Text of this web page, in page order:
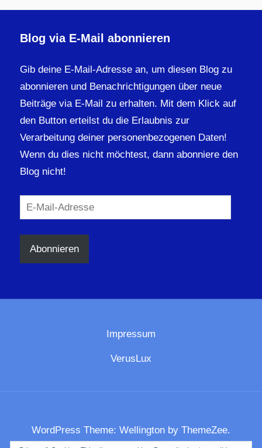
Blog via E-Mail abonnieren
Gib deine E-Mail-Adresse an, um diesen Blog zu
abonnieren und Benachrichtigungen über neue
Beiträge via E-Mail zu erhalten. Mit dem Klick auf
den Button erteilst du die Erlaubnis zur
Verarbeitung deiner personenbezogenen Daten!
Wenn du dies nicht möchtest, dann abonniere den
Blog nicht!
E-
Mail-
Adresse
Abonnieren
Impressum
VerusLux
WordPress Theme: Wellington by ThemeZee.